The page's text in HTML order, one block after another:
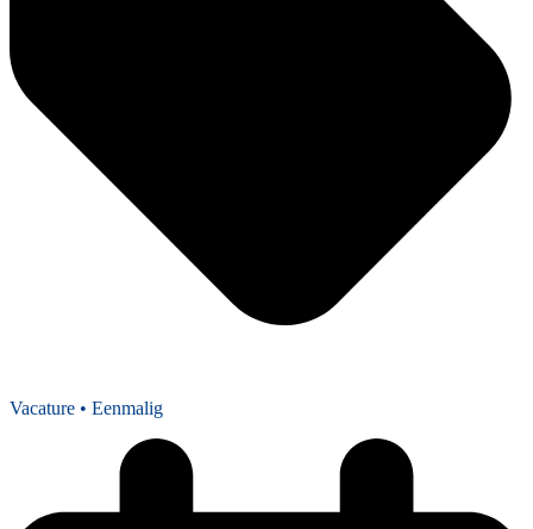
Vacature • Eenmalig